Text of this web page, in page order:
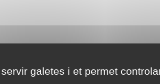
galetes i et permet